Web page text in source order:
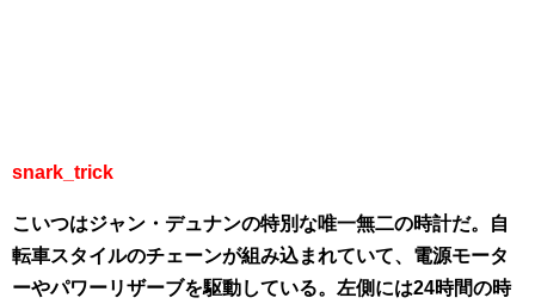
snark_trick
こいつはジャン・デュナンの特別な唯一無二の時計だ。自
転車スタイルのチェーンが組み込まれていて、電源モータ
ーやパワーリザーブを駆動している。左側には24時間の時